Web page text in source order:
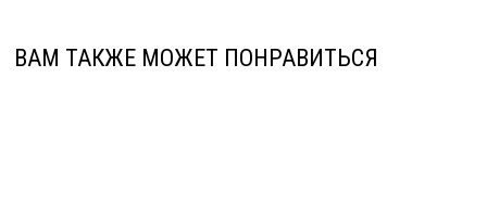
ВАМ ТАКЖЕ МОЖЕТ ПОНРАВИТЬСЯ